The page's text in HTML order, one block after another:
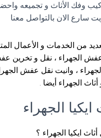
وفك الأثاث و تجميعه
سارع الان بالتواصل معنا
من الخدمات و الأعمال
الجهراء ، نقل و تخرين
، وانيت نقل عفش
الجهراء أيضا .
الجهراء
ايكيا الجهراء ؟